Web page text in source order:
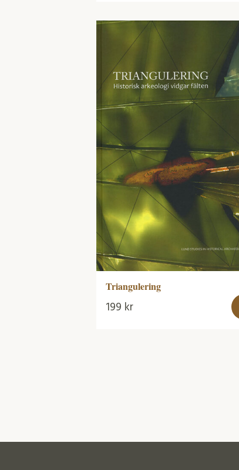
Triangulering
199 kr